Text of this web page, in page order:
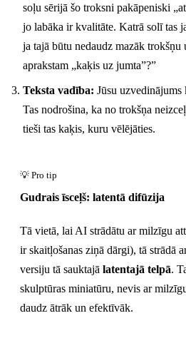
soļu sērijā šo troksni pakāpeniski
jo labāka ir kvalitāte. Katrā solī tas
ja tajā būtu nedaudz mazāk
aprakstam „kaķis uz jumta”?”
Teksta vadība: Jūsu uzvedinājums
Tas nodrošina, ka no trokšņa
tieši tas kaķis, kuru vēlējāties.
Gudrais īsceļš: latentā difūzija
Tā vietā, lai AI strādātu ar milzīgu
ir skaitļošanas ziņā dārgi), tā strādā
versiju tā sauktajā latentajā telpā.
skulptūras miniatūru, nevis ar
daudz ātrāk un efektīvāk.